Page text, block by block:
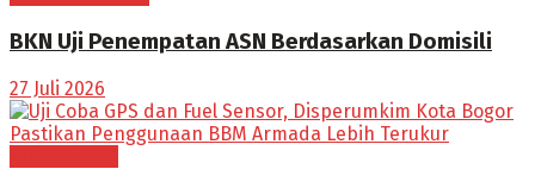
BKN Uji Penempatan ASN Berdasarkan Domisili
27 Juli 2026